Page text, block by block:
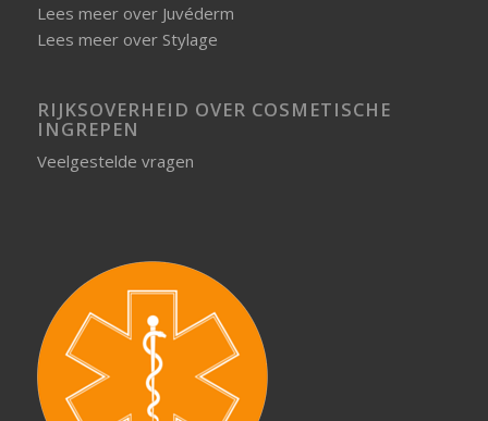
Lees meer over Juvéderm
Lees meer over Stylage
RIJKSOVERHEID OVER COSMETISCHE
INGREPEN
Veelgestelde vragen